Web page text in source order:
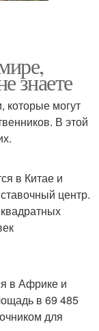
знаете
которые могут
В этой
в Китае и
центр.
в Африке и
в 69 485
для